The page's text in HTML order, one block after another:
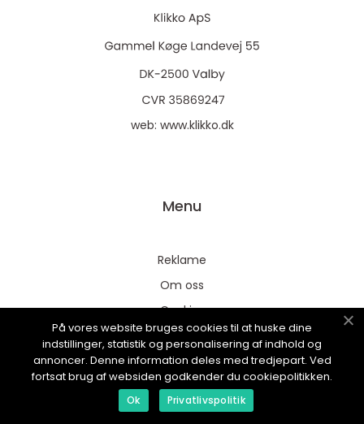
web: www.klikko.dk
Menu
Reklame
Om oss
Cookies
Kontakt Oss
Sitemap
På vores website bruges cookies til at huske dine
indstillinger, statistik og personalisering af indhold og
annoncer. Denne information deles med tredjepart. Ved
fortsat brug af websiden godkender du cookiepolitikken.
Ok Privatlivspolitik